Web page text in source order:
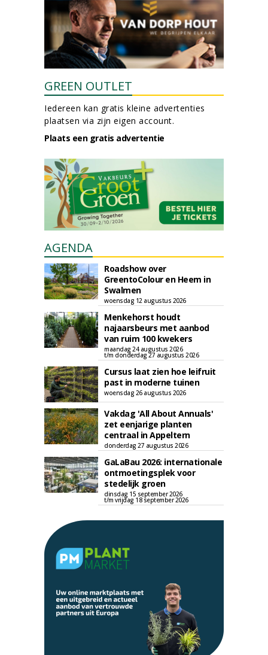
GREEN OUTLET
Iedereen kan gratis kleine advertenties
plaatsen via zijn eigen account.
Plaats een gratis advertentie
AGENDA
Roadshow over
GreentoColour en Heem in
Swalmen
woensdag 12 augustus 2026
Menkehorst houdt
najaarsbeurs met aanbod
van ruim 100 kwekers
maandag 24 augustus 2026
t/m donderdag 27 augustus 2026
Cursus laat zien hoe leifruit
past in moderne tuinen
woensdag 26 augustus 2026
Vakdag 'All About Annuals'
zet eenjarige planten
centraal in Appeltern
donderdag 27 augustus 2026
GaLaBau 2026: internationale
ontmoetingsplek voor
stedelijk groen
dinsdag 15 september 2026
t/m vrijdag 18 september 2026